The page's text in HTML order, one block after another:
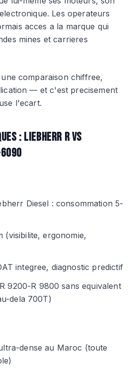
Les operateurs
acces a la marque qui
mines et carrieres
comparaison chiffree,
— et c'est precisement
l'ecart.
: LIEBHERR R VS
Diesel : consommation 5-
(visibilite, ergonomie,
integree, diagnostic predictif
9200-R 9800 sans equivalent
dela 700T)
dense au Maroc (toute